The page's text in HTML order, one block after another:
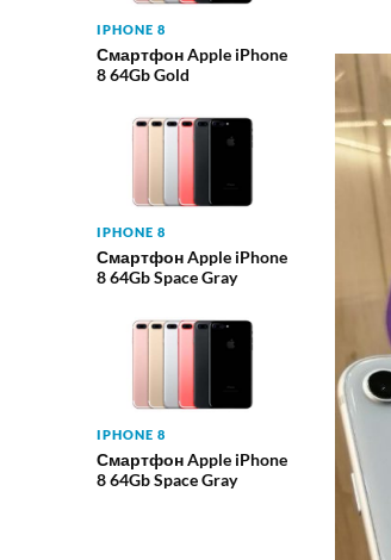
IPHONE 8
Смартфон Apple iPhone
8 64Gb Gold
IPHONE 8
Смартфон Apple iPhone
8 64Gb Space Gray
IPHONE 8
Смартфон Apple iPhone
8 64Gb Space Gray